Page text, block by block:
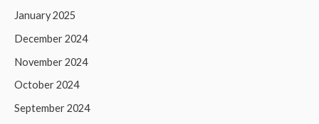
January 2025
December 2024
November 2024
October 2024
September 2024